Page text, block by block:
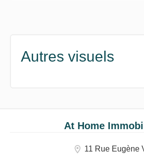
Autres visuels
At Home
11 Rue Eugène